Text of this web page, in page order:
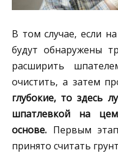
В том случае, если
будут обнаружены
расширить
очистить, а затем
глубокие, то здесь
шпатлевкой на
основе. Первым
принято считать